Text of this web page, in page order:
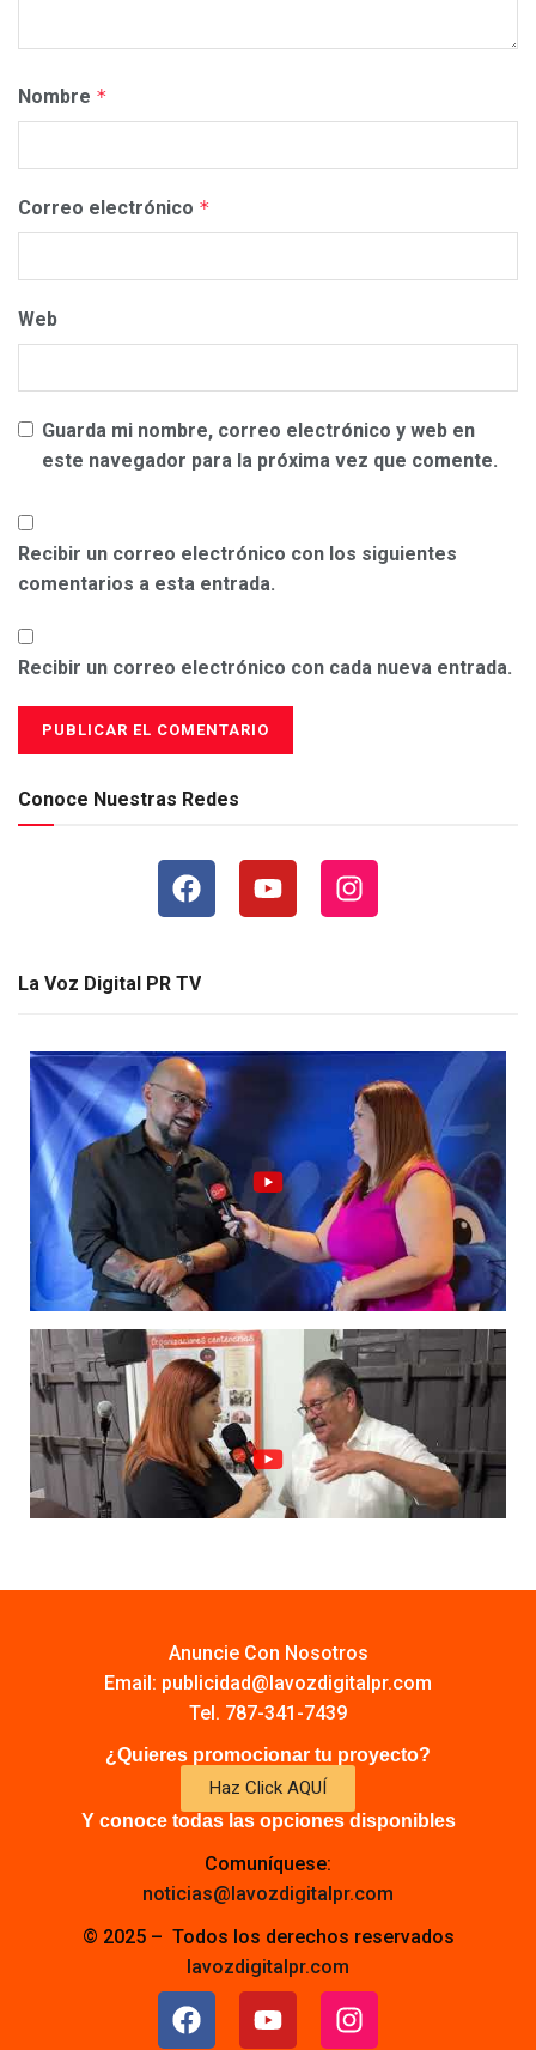
Nombre *
Correo electrónico *
Web
Guarda mi nombre, correo electrónico y web en
este navegador para la próxima vez que comente.
Recibir un correo electrónico con los siguientes
comentarios a esta entrada.
Recibir un correo electrónico con cada nueva entrada.
Conoce Nuestras Redes
La Voz Digital PR TV
Anuncie Con Nosotros
Email: publicidad@lavozdigitalpr.com
Tel. 787-341-7439
¿Quieres promocionar tu proyecto?
Haz Click AQUÍ
Y conoce todas las opciones disponibles
Comuníquese:
noticias@lavozdigitalpr.com
© 2025 – Todos los derechos reservados
lavozdigitalpr.com